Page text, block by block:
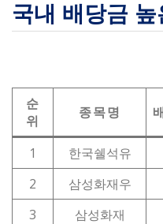
국내 배당금
순
위
종목명
1 한국쉘석유
2
삼성화재우
3
삼성화재